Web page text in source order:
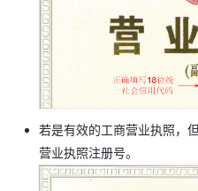
若是有效的工商营业执照，
营业执照注册号。